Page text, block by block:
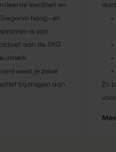
kwaliteit en
hang- en
is van
aan de SKG
weet je zeker
bijdragen aan Zo